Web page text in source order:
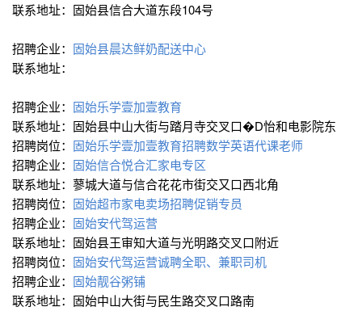
联系地址：固始县信合大道东段104号
招聘企业： 固始县晨达鲜奶配送中心
联系地址：
招聘企业： 固始乐学壹加壹教育
联系地址：固始县中山大街与踏月寺交叉口�D怡和电影院东
招聘岗位： 固始乐学壹加壹教育招聘数学英语代课老师
招聘企业： 固始信合悦合汇家电专区
联系地址：蓼城大道与信合花花市街交又口西北角
招聘岗位： 固始超市家电卖场招聘促销专员
招聘企业： 固始安代驾运营
联系地址：固始县王审知大道与光明路交叉口附近
招聘岗位： 固始安代驾运营诚聘全职、兼职司机
招聘企业： 固始靓谷粥铺
联系地址：固始中山大街与民生路交叉口路南